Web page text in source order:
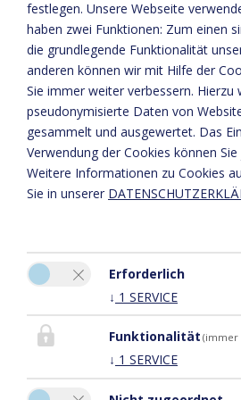
Anfrage
Bitte aktivieren Sie in den Cookie
"Funktionalität" für die korrekte Map-
COOKIE
festlegen. Unsere Webseite
haben zwei Funktionen: Zum einen
die grundlegende Funktionalität
anderen können wir mit Hilfe der
Sie immer weiter verbessern. Hierzu
pseudonymisierte Daten von
gesammelt und ausgewertet. Das
Verwendung der Cookies können
Weitere Informationen zu Cookies
Sie in unserer
Erforderlich
↓ 1 SERVICE
Funktionalität (immer
↓ 1 SERVICE